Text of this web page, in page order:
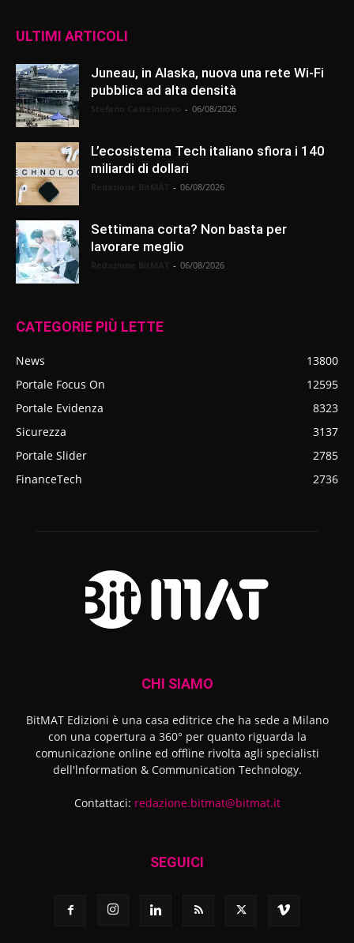
ULTIMI ARTICOLI
Juneau, in Alaska, nuova una rete Wi-Fi
pubblica ad alta densità
- 06/08/2026
L’ecosistema Tech italiano sfiora i 140
miliardi di dollari
- 06/08/2026
Settimana corta? Non basta per
lavorare meglio
- 06/08/2026
CATEGORIE PIÙ LETTE
News
13800
Portale Focus On
12595
Portale Evidenza
8323
Sicurezza
3137
Portale Slider
2785
FinanceTech
2736
CHI SIAMO
BitMAT Edizioni è una casa editrice che ha sede a Milano
con una copertura a 360° per quanto riguarda la
comunicazione online ed offline rivolta agli specialisti
dell'lnformation & Communication Technology.
Contattaci: redazione.bitmat@bitmat.it
SEGUICI